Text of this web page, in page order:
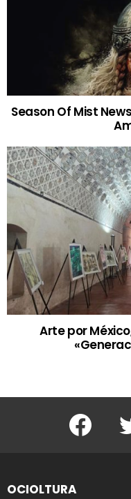
Season Of Mist
Arte por
Facebook
OCIOLTURA